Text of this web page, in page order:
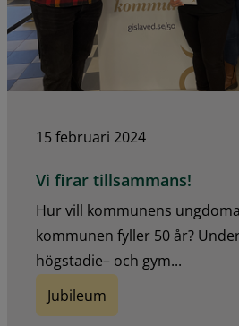
15 februari 2024
Vi firar tillsammans!
Hur vill kommunens
kommunen fyller 50 år?
högstadie– och gym...
Jubileum